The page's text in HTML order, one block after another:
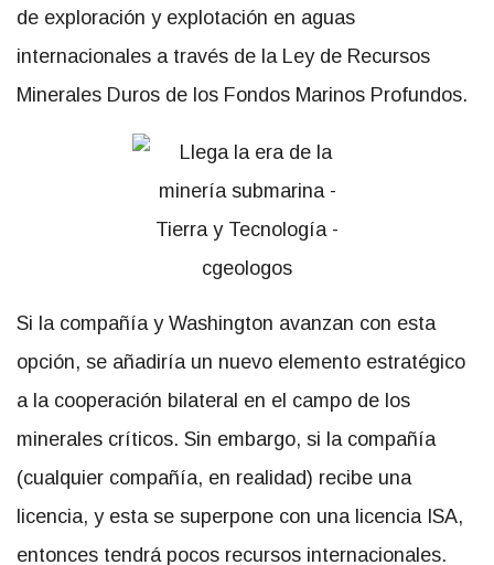
de exploración y explotación en aguas
internacionales a través de la Ley de Recursos
Minerales Duros de los Fondos Marinos Profundos.
Si la compañía y Washington avanzan con esta
opción, se añadiría un nuevo elemento estratégico
a la cooperación bilateral en el campo de los
minerales críticos. Sin embargo, si la compañía
(cualquier compañía, en realidad) recibe una
licencia, y esta se superpone con una licencia ISA,
entonces tendrá pocos recursos internacionales.